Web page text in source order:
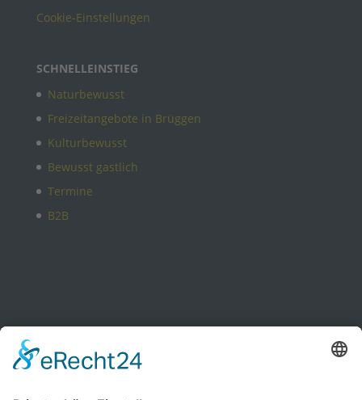
Cookie-Einstellungen
SCHNELLEINSTIEG
Naturbewusst
Freizeitangebote in Brüggen
Kulturbewusst
Bewusst gastlich
Termine
B2B